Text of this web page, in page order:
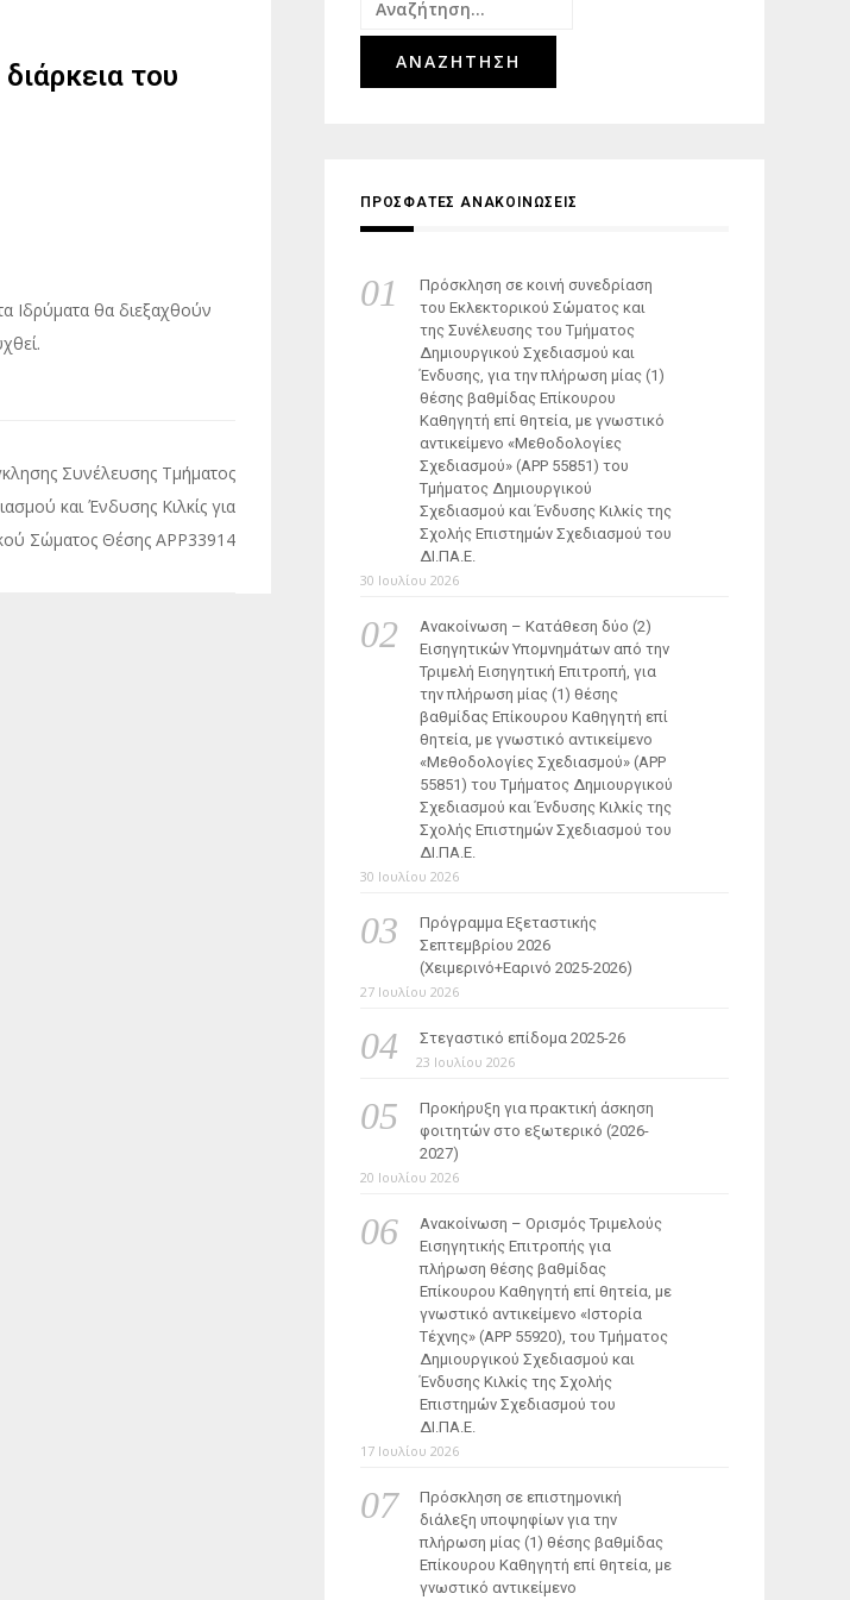
του
Ιδρύματα θα διεξαχθούν
Συνέλευσης Τμήματος
και Ένδυσης Κιλκίς για
Σώματος Θέσης ΑΡΡ33914
για:
ΠΡΟΣΦΑΤΕΣ ΑΝΑΚΟΙΝΩΣΕΙΣ
Πρόσκληση σε κοινή συνεδρίαση
του Εκλεκτορικού Σώματος και
της Συνέλευσης του Τμήματος
Δημιουργικού Σχεδιασμού και
Ένδυσης, για την πλήρωση μίας (1)
θέσης βαθμίδας Επίκουρου
Καθηγητή επί θητεία, με γνωστικό
αντικείμενο «Μεθοδολογίες
Σχεδιασμού» (ΑΡΡ 55851) του
Τμήματος Δημιουργικού
Σχεδιασμού και Ένδυσης Κιλκίς της
Σχολής Επιστημών Σχεδιασμού του
ΔΙ.ΠΑ.Ε.
30 Ιουλίου 2026
Ανακοίνωση – Κατάθεση δύο (2)
Εισηγητικών Υπομνημάτων από την
Τριμελή Εισηγητική Επιτροπή, για
την πλήρωση μίας (1) θέσης
βαθμίδας Επίκουρου Καθηγητή επί
θητεία, με γνωστικό αντικείμενο
«Μεθοδολογίες Σχεδιασμού» (ΑΡΡ
55851) του Τμήματος Δημιουργικού
Σχεδιασμού και Ένδυσης Κιλκίς της
Σχολής Επιστημών Σχεδιασμού του
ΔΙ.ΠΑ.Ε.
30 Ιουλίου 2026
Πρόγραμμα Εξεταστικής
Σεπτεμβρίου 2026
(Χειμερινό+Εαρινό 2025-2026)
27 Ιουλίου 2026
Στεγαστικό επίδομα 2025-26
23 Ιουλίου 2026
Προκήρυξη για πρακτική άσκηση
φοιτητών στο εξωτερικό (2026-
2027)
20 Ιουλίου 2026
Ανακοίνωση – Ορισμός Τριμελούς
Εισηγητικής Επιτροπής για
πλήρωση θέσης βαθμίδας
Επίκουρου Καθηγητή επί θητεία, με
γνωστικό αντικείμενο «Ιστορία
Τέχνης» (ΑΡΡ 55920), του Τμήματος
Δημιουργικού Σχεδιασμού και
Ένδυσης Κιλκίς της Σχολής
Επιστημών Σχεδιασμού του
ΔΙ.ΠΑ.Ε.
17 Ιουλίου 2026
Πρόσκληση σε επιστημονική
διάλεξη υποψηφίων για την
πλήρωση μίας (1) θέσης βαθμίδας
Επίκουρου Καθηγητή επί θητεία, με
γνωστικό αντικείμενο